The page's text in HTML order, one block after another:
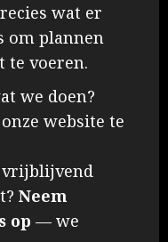
wat er
om plannen
te voeren.
we doen?
website te
vrijblijvend
Neem
op — we